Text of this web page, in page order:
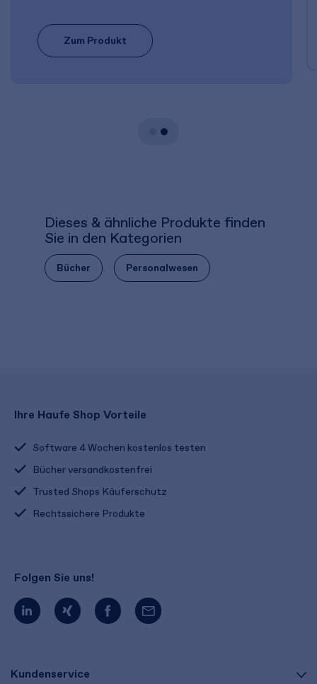
Zum Produkt
Dieses & ähnliche Produkte finden
Sie in den Kategorien
Bücher Personalwesen
Kundenservice
Ihre Haufe Shop Vorteile
Software 4 Wochen kostenlos testen
Bücher versandkostenfrei
Trusted Shops Käuferschutz
Rechtssichere Produkte
Folgen Sie uns!